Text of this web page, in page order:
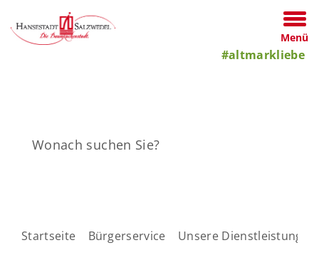
Menü
#altmarkliebe
Startseite Bürgerservice Unsere Dienstleistungen